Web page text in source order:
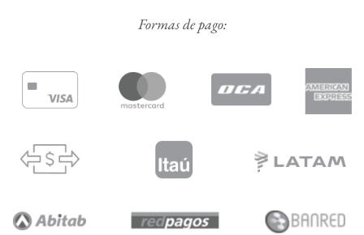
Formas de pago: